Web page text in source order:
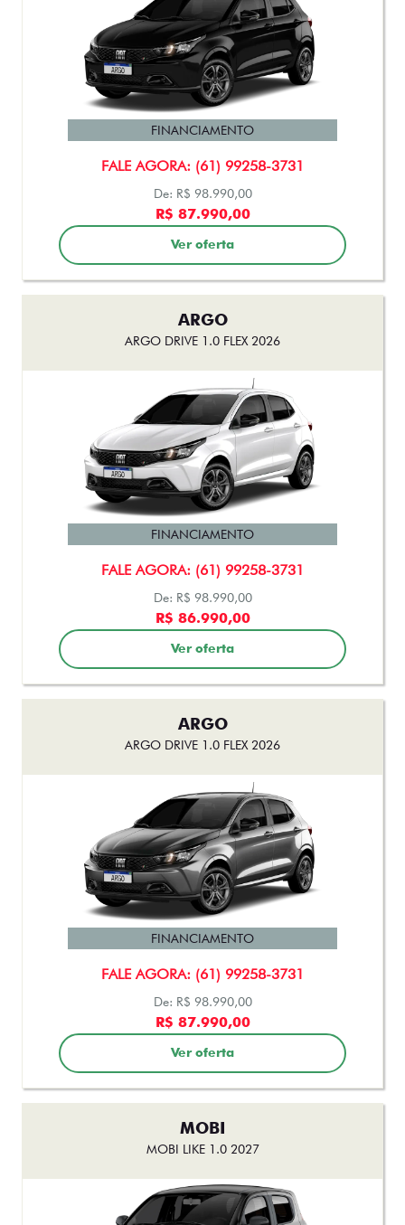
FALE AGORA: (61) 99258-3731
FINANCIAMENTO
De: R$ 183.990,00
R$ 179.000,00
Ver oferta
FASTBACK
FASTBACK AUDACE TURBO 200 HYBRID FLEX AT 2026
FALE AGORA: (61) 99258-3731
FINANCIAMENTO
De: R$ 167.490,00
R$ 153.990,00
Ver oferta
FASTBACK
FASTBACK IMPETUS TURBO 200 HYBRID FLEX AT 2026
FALE AGORA: (61) 99258-3731
FINANCIAMENTO
R$158.500,00
Ver oferta
TORO ENDURANCE TURBO 270 FLEX AT6 2026
FINANCIAMENTO